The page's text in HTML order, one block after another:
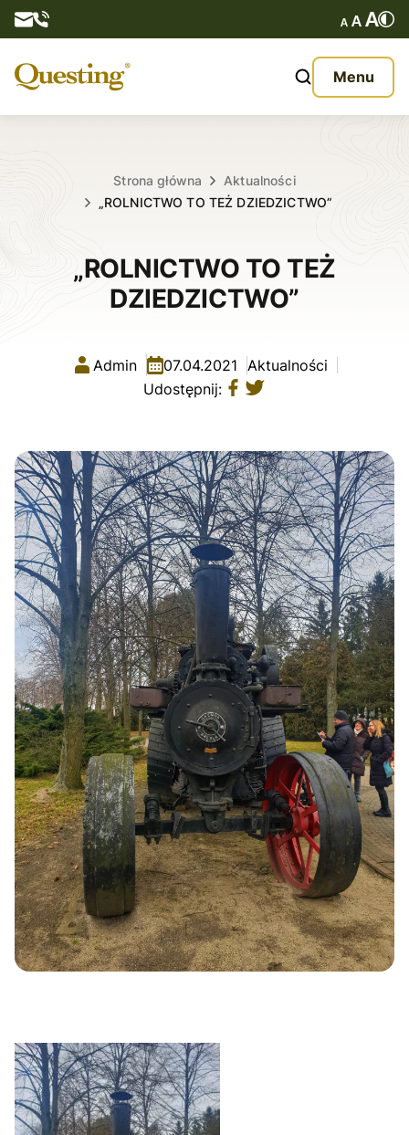
Menu
O nas
Kontakt
Strona główna
Aktualności
„ROLNICTWO TO TEŻ DZIEDZICTWO”
„ROLNICTWO TO TEŻ
DZIEDZICTWO”
Admin 07.04.2021 Aktualności
Udostępnij: